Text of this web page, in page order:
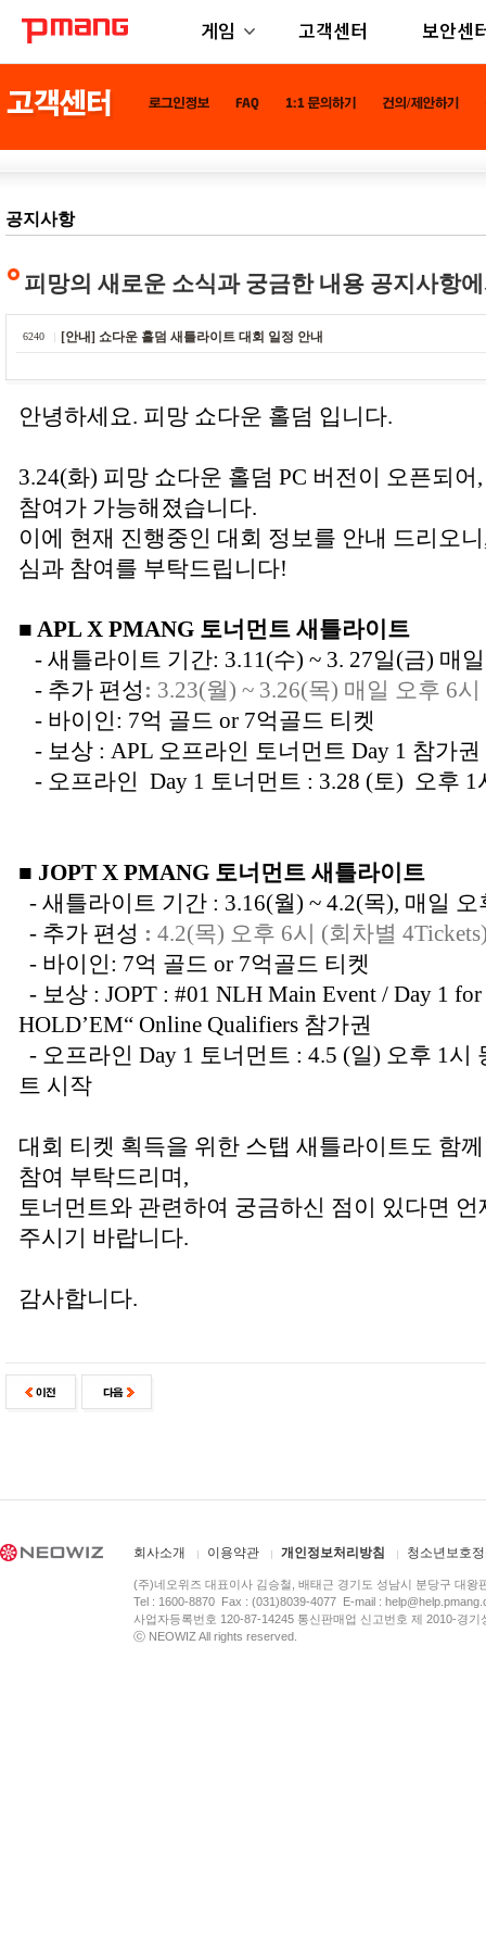
게임 고객센터 보안센
공지사항
피망의 새로운 소식과 궁금한 내용 공지사항
6240 [안내] 쇼다운 홀덤 새틀라이트 대회 일정 안내
안녕하세요. 피망 쇼다운 홀덤 입니다.
3.24(화) 피망 쇼다운 홀덤 PC 버전이 오픈되
참여가 가능해졌습니다.
이에 현재 진행중인 대회 정보를 안내 드리오
심과 참여를 부탁드립니다!
■ APL X PMANG 토너먼트 새틀라이트
- 새틀라이트 기간: 3.11(수) ~ 3. 27일(금) 매
- 추가 편성: 3.23(월) ~ 3.26(목) 매일 오후 6
- 바이인: 7억 골드 or 7억골드 티켓
- 보상 : APL 오프라인 토너먼트 Day 1 참가
- 오프라인 Day 1 토너먼트 : 3.28 (토) 오후 1
■ JOPT X PMANG 토너먼트 새틀라이트
- 새틀라이트 기간 : 3.16(월) ~ 4.2(목), 매일 오
- 추가 편성 : 4.2(목) 오후 6시 (회차별
- 바이인: 7억 골드 or 7억골드 티켓
- 보상 : JOPT : #01 NLH Main Event / Day 1
HOLD’EM“ Online Qualifiers 참가권
- 오프라인 Day 1 토너먼트 : 4.5 (일) 오후 1시
트 시작
대회 티켓 획득을 위한 스탭 새틀라이트도 함
참여 부탁드리며,
토너먼트와 관련하여 궁금하신 점이 있다면
주시기 바랍니다.
감사합니다.
회사소개 이용약관 개인정보처리방침 청소년보호
(주)네오위즈 대표이사 김승철, 배태근 경기도 성남시 분당구 대왕
Tel : 1600-8870 Fax : (031)8039-4077 E-mail :
사업자등록번호 120-87-14245 통신판매업 신고번호 제 2010-경
ⓒ NEOWIZ All rights reserved.